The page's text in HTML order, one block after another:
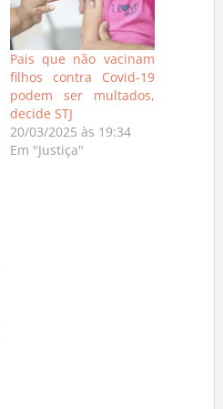
Pais que não vacinam
filhos contra Covid-19
podem ser multados,
decide STJ
20/03/2025 às 19:34
Em "Justiça"